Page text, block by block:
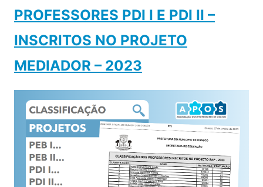
PROFESSORES PDI I E PDI II –
INSCRITOS NO PROJETO
MEDIADOR – 2023